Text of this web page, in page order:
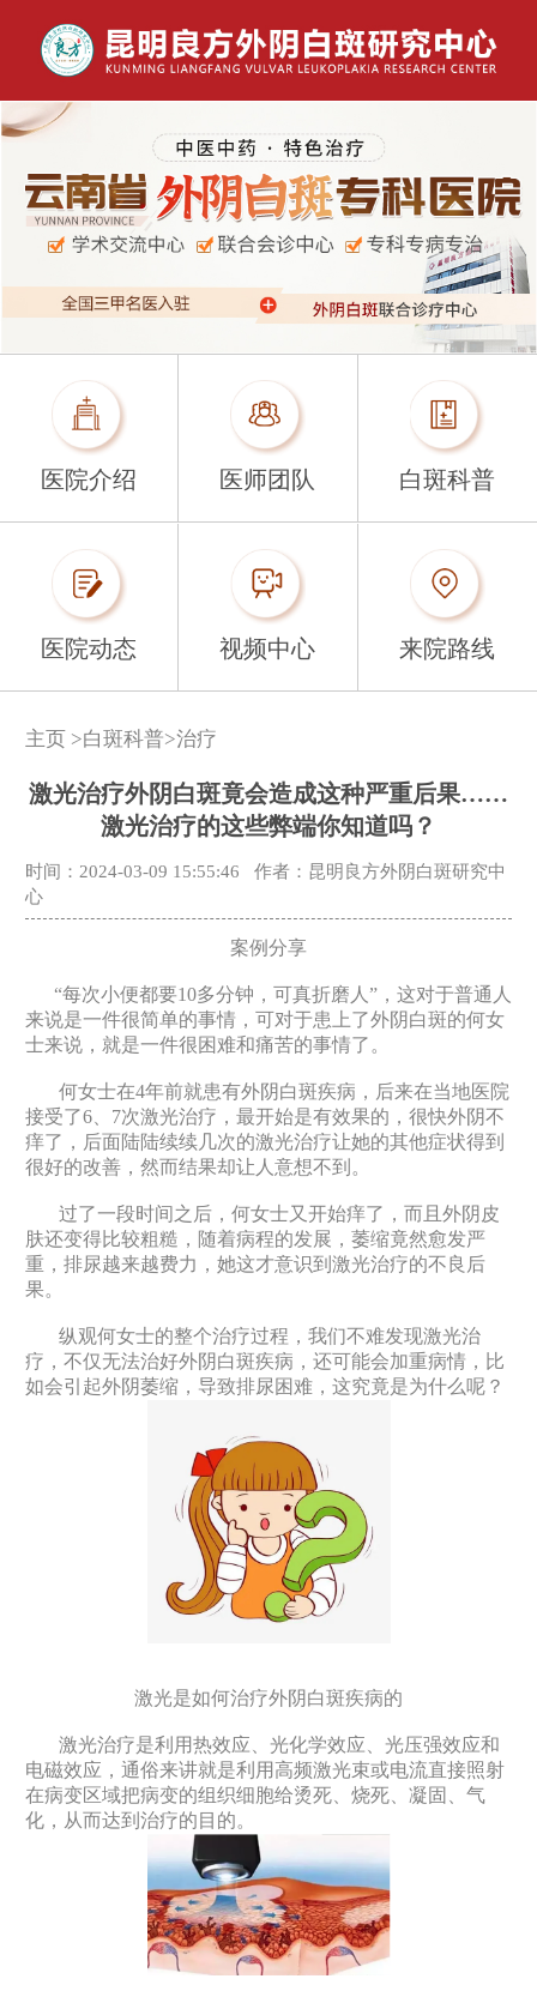
医院介绍 医师团队 白斑科普
医院动态 视频中心 来院路线
主页 >白斑科普>治疗
激光治疗外阴白斑竟会造成这种严重后果……
激光治疗的这些弊端你知道吗？
时间：2024-03-09 15:55:46
作者：昆明良方外阴白斑研究中
心
案例分享
“每次小便都要10多分钟，可真折磨人”，这对于普通人
来说是一件很简单的事情，可对于患上了外阴白斑的何女
士来说，就是一件很困难和痛苦的事情了。
何女士在4年前就患有外阴白斑疾病，后来在当地医院
接受了6、7次激光治疗，最开始是有效果的，很快外阴不
痒了，后面陆陆续续几次的激光治疗让她的其他症状得到
很好的改善，然而结果却让人意想不到。
过了一段时间之后，何女士又开始痒了，而且外阴皮
肤还变得比较粗糙，随着病程的发展，萎缩竟然愈发严
重，排尿越来越费力，她这才意识到激光治疗的不良后
果。
纵观何女士的整个治疗过程，我们不难发现激光治
疗，不仅无法治好外阴白斑疾病，还可能会加重病情，比
如会引起外阴萎缩，导致排尿困难，这究竟是为什么呢？
激光是如何治疗外阴白斑疾病的
激光治疗是利用热效应、光化学效应、光压强效应和
电磁效应，通俗来讲就是利用高频激光束或电流直接照射
在病变区域把病变的组织细胞给烫死、烧死、凝固、气
化，从而达到治疗的目的。